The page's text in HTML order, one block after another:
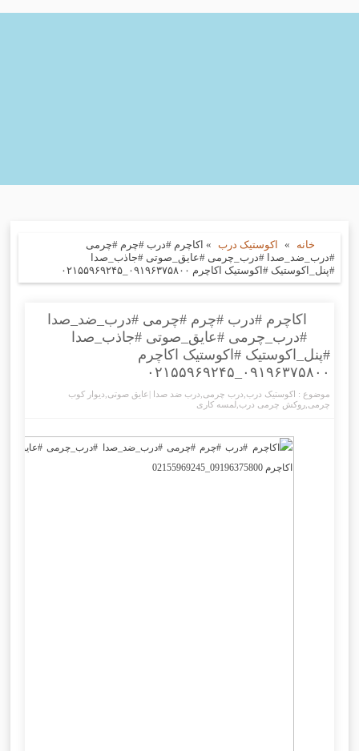
خانه » اکوستیک درب » اکاچرم #درب #چرم #چرمی
#درب_ضد_صدا #درب_چرمی #عایق_صوتی #جاذب_صدا
#پنل_اکوستیک #اکوستیک اکاچرم ۰۹۱۹۶۳۷۵۸۰۰_۰۲۱۵۵۹۶۹۲۴۵
اکاچرم #درب #چرم #چرمی #درب_ضد_صدا
#درب_چرمی #عایق_صوتی #جاذب_صدا
#پنل_اکوستیک #اکوستیک اکاچرم
۰۹۱۹۶۳۷۵۸۰۰_۰۲۱۵۵۹۶۹۲۴۵
موضوع : اکوستیک درب درب چرمی درب ضد صدا |عایق صوتی دیوار کوب
چرمی ,روکش چرمی درب لمسه کاری